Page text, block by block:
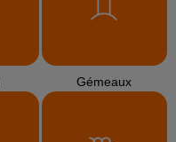
Gémeaux